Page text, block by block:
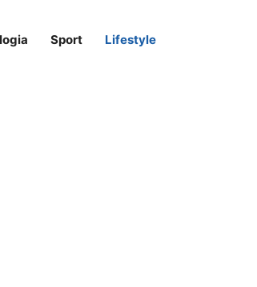
Sport Lifestyle